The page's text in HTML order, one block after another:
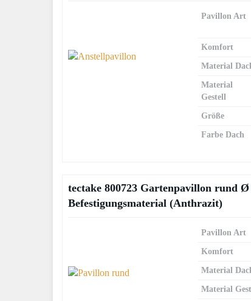
Pavillon Art
Komfort
Material
Material
Gestell
Größe
Farbe Dach
tectake 800723 Gartenpavillon rund
Befestigungsmaterial (Anthrazit)
Pavillon Art
Komfort
Material
Material